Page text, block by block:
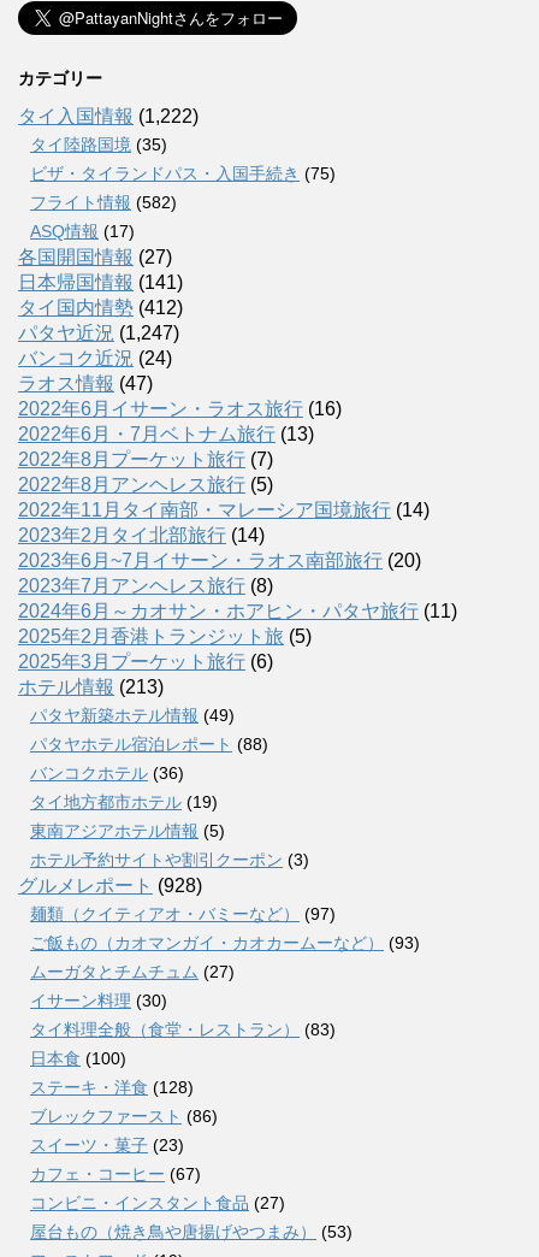
カテゴリー
タイ入国情報 (1,222)
タイ陸路国境 (35)
ビザ・タイランドパス・入国手続き (75)
フライト情報 (582)
ASQ情報 (17)
各国開国情報 (27)
日本帰国情報 (141)
タイ国内情勢 (412)
パタヤ近況 (1,247)
バンコク近況 (24)
ラオス情報 (47)
2022年6月イサーン・ラオス旅行 (16)
2022年6月・7月ベトナム旅行 (13)
2022年8月プーケット旅行 (7)
2022年8月アンヘレス旅行 (5)
2022年11月タイ南部・マレーシア国境旅行 (14)
2023年2月タイ北部旅行 (14)
2023年6月~7月イサーン・ラオス南部旅行 (20)
2023年7月アンヘレス旅行 (8)
2024年6月～カオサン・ホアヒン・パタヤ旅行 (11)
2025年2月香港トランジット旅 (5)
2025年3月プーケット旅行 (6)
ホテル情報 (213)
パタヤ新築ホテル情報 (49)
パタヤホテル宿泊レポート (88)
バンコクホテル (36)
タイ地方都市ホテル (19)
東南アジアホテル情報 (5)
ホテル予約サイトや割引クーポン (3)
グルメレポート (928)
麺類（クイティアオ・バミーなど）
(97)
ご飯もの（カオマンガイ・カオカームーなど）
(93)
ムーガタとチムチュム (27)
イサーン料理 (30)
タイ料理全般（食堂・レストラン）
(83)
日本食 (100)
ステーキ・洋食 (128)
ブレックファースト (86)
スイーツ・菓子 (23)
カフェ・コーヒー (67)
コンビニ・インスタント食品 (27)
屋台もの（焼き鳥や唐揚げやつまみ）
(53)